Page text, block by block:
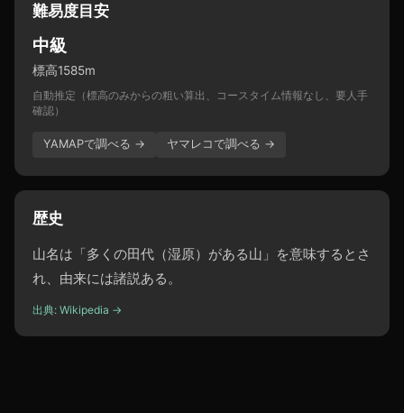
難易度目安
中級
標高1585m
自動推定（標高のみからの粗い算出、コースタイム情報なし、要人手
確認）
YAMAPで調べる → ヤマレコで調べる →
歴史
山名は「多くの田代（湿原）がある山」を意味するとさ
れ、由来には諸説ある。
出典: Wikipedia →